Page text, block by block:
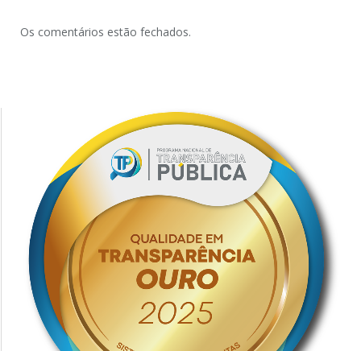
Os comentários estão fechados.